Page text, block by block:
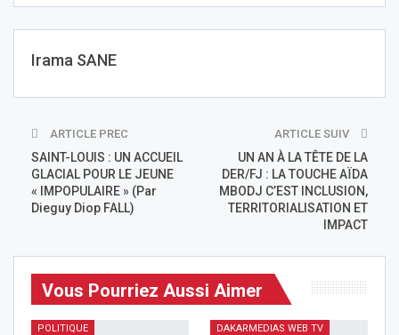
Irama SANE
ARTICLE PREC
SAINT-LOUIS : UN ACCUEIL
GLACIAL POUR LE JEUNE
« IMPOPULAIRE » (Par
Dieguy Diop FALL)
ARTICLE SUIV
UN AN À LA TÊTE DE LA
DER/FJ : LA TOUCHE AÏDA
MBODJ C’EST INCLUSION,
TERRITORIALISATION ET
IMPACT
Vous Pourriez Aussi Aimer
POLITIQUE DAKARMEDIAS WEB TV